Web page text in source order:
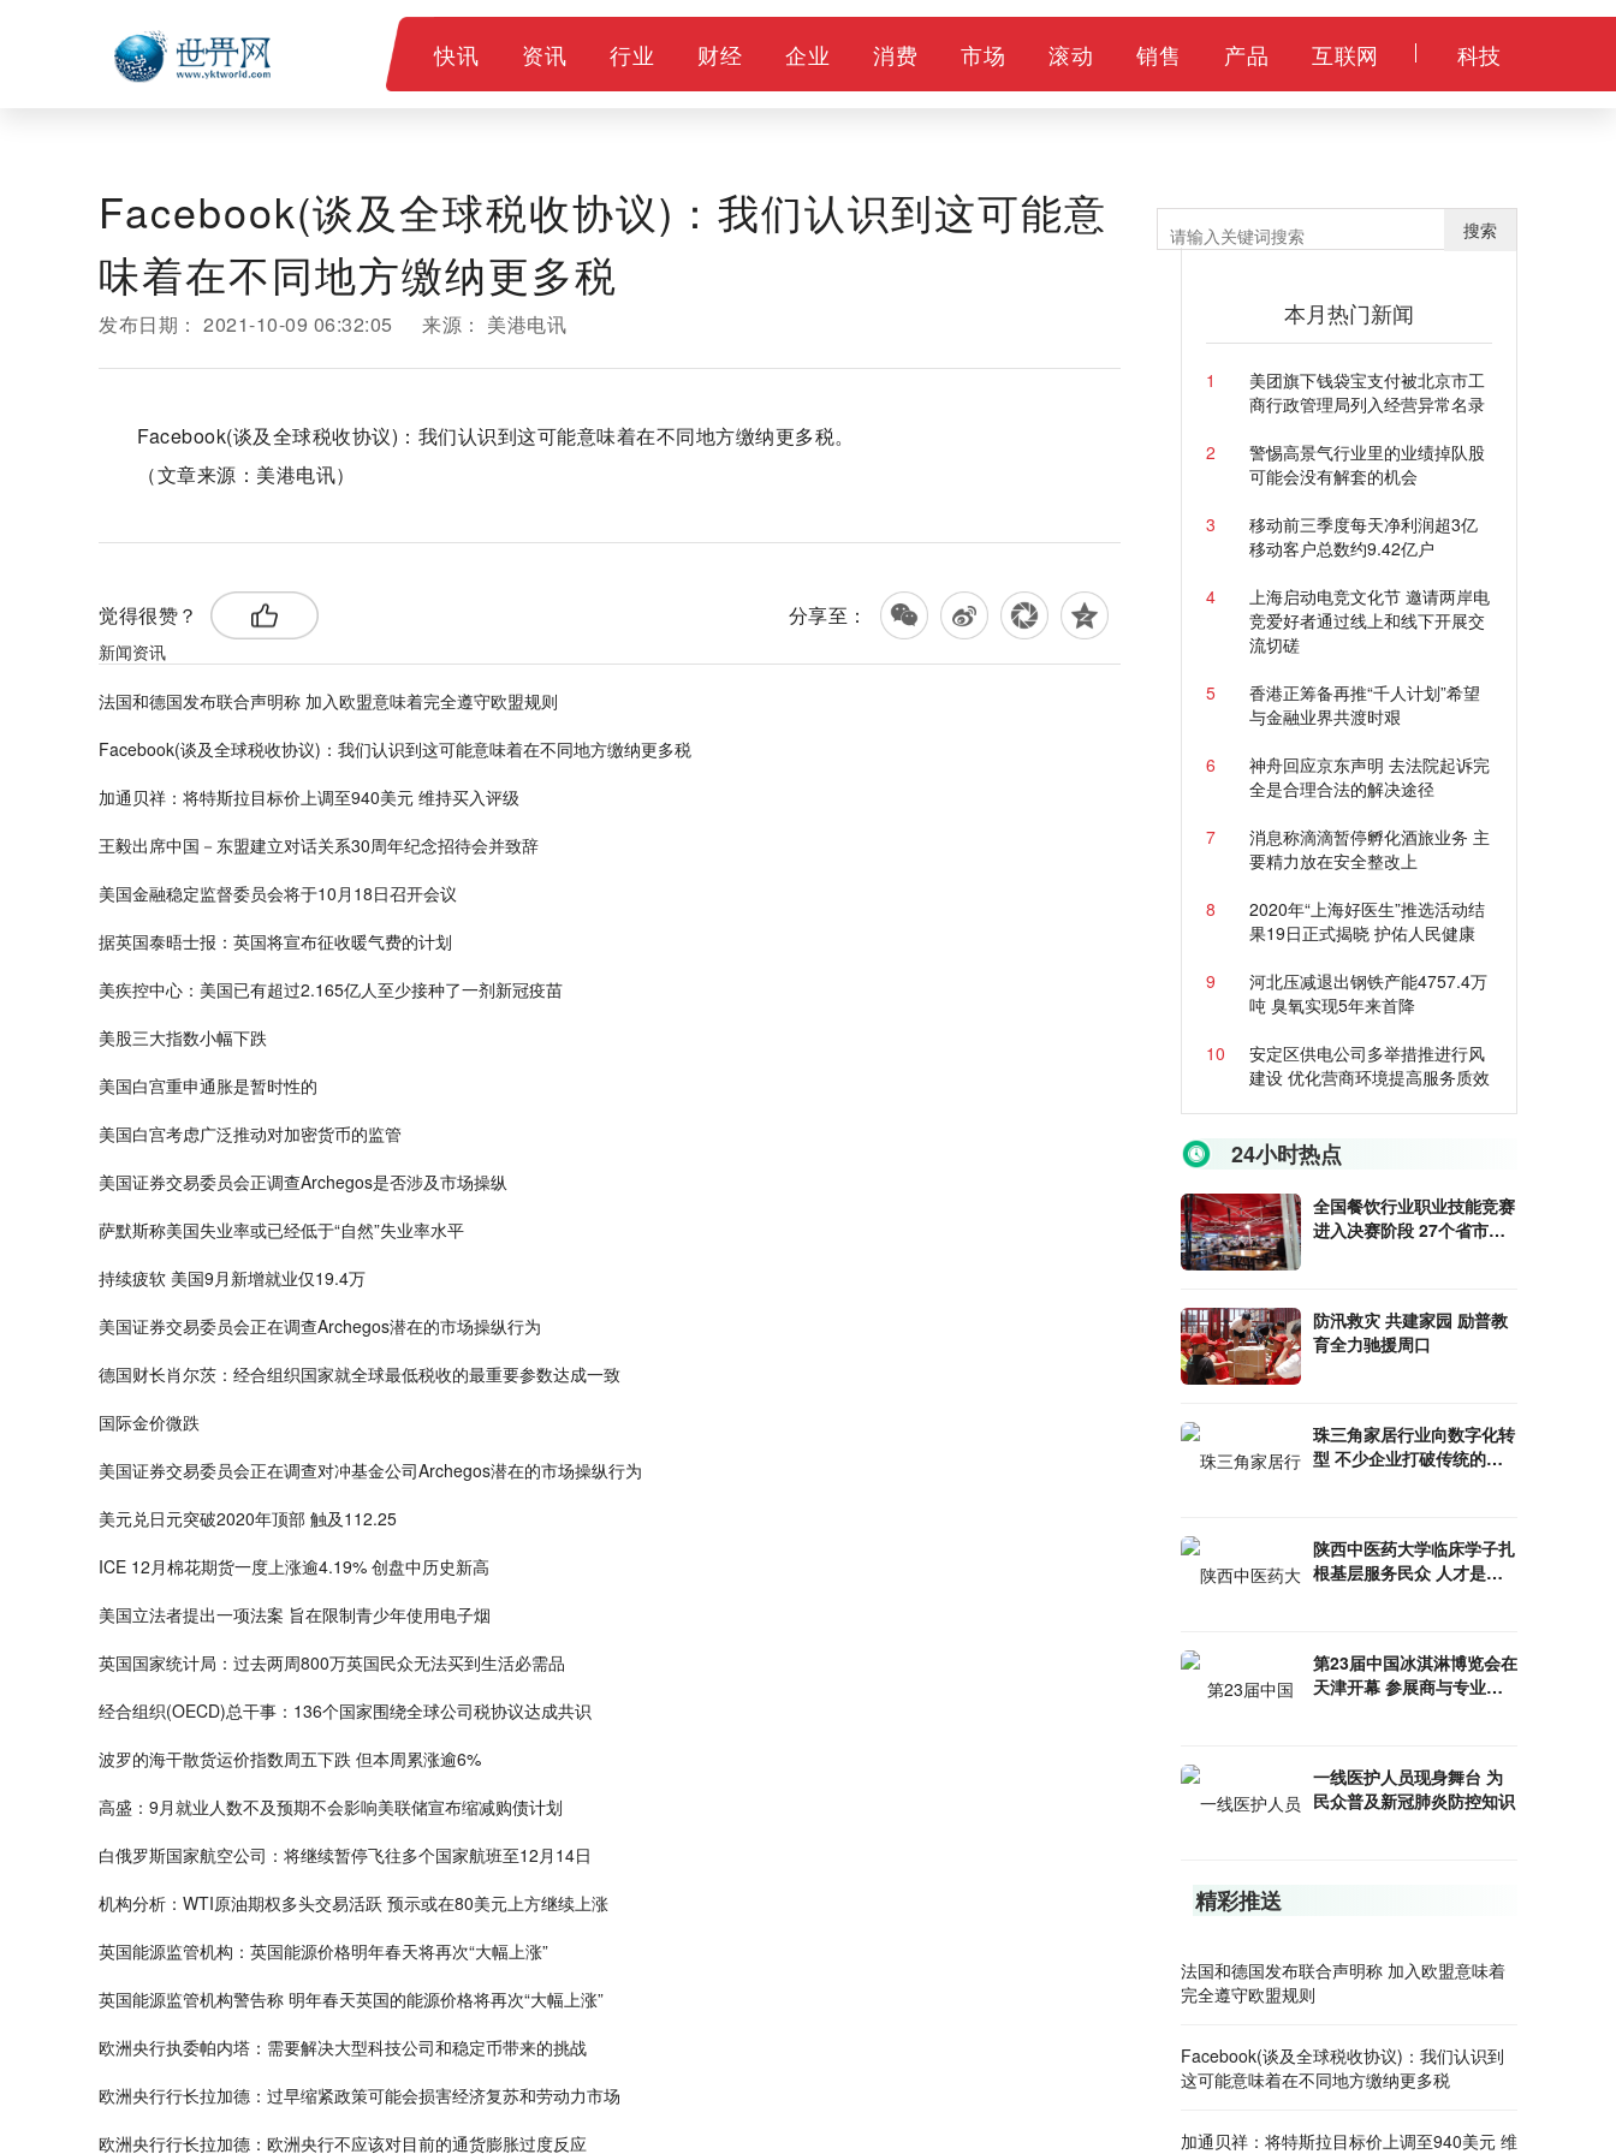
快讯 资讯 行业 财经 企业 消费 市场 滚动 销售 产品 互联网 科技
Facebook(谈及全球税收协议)：我们认识到这可能意
味着在不同地方缴纳更多税
发布日期： 2021-10-09 06:32:05 来源： 美港电讯
Facebook(谈及全球税收协议)：我们认识到这可能意味着在不同地方缴纳更多税。
（文章来源：美港电讯）
觉得很赞？ 分享至：
新闻资讯
法国和德国发布联合声明称 加入欧盟意味着完全遵守欧盟规则
Facebook(谈及全球税收协议)：我们认识到这可能意味着在不同地方缴纳更多税
加通贝祥：将特斯拉目标价上调至940美元 维持买入评级
王毅出席中国－东盟建立对话关系30周年纪念招待会并致辞
美国金融稳定监督委员会将于10月18日召开会议
据英国泰晤士报：英国将宣布征收暖气费的计划
美疾控中心：美国已有超过2.165亿人至少接种了一剂新冠疫苗
美股三大指数小幅下跌
美国白宫重申通胀是暂时性的
美国白宫考虑广泛推动对加密货币的监管
美国证券交易委员会正调查Archegos是否涉及市场操纵
萨默斯称美国失业率或已经低于“自然”失业率水平
持续疲软 美国9月新增就业仅19.4万
美国证券交易委员会正在调查Archegos潜在的市场操纵行为
德国财长肖尔茨：经合组织国家就全球最低税收的最重要参数达成一致
国际金价微跌
美国证券交易委员会正在调查对冲基金公司Archegos潜在的市场操纵行为
美元兑日元突破2020年顶部 触及112.25
ICE 12月棉花期货一度上涨逾4.19% 创盘中历史新高
美国立法者提出一项法案 旨在限制青少年使用电子烟
英国国家统计局：过去两周800万英国民众无法买到生活必需品
经合组织(OECD)总干事：136个国家围绕全球公司税协议达成共识
波罗的海干散货运价指数周五下跌 但本周累涨逾6%
高盛：9月就业人数不及预期不会影响美联储宣布缩减购债计划
白俄罗斯国家航空公司：将继续暂停飞往多个国家航班至12月14日
机构分析：WTI原油期权多头交易活跃 预示或在80美元上方继续上涨
英国能源监管机构：英国能源价格明年春天将再次“大幅上涨”
英国能源监管机构警告称 明年春天英国的能源价格将再次“大幅上涨”
欧洲央行执委帕内塔：需要解决大型科技公司和稳定币带来的挑战
欧洲央行行长拉加德：过早缩紧政策可能会损害经济复苏和劳动力市场
欧洲央行行长拉加德：欧洲央行不应该对目前的通货膨胀过度反应
搜索
本月热门新闻
1
美团旗下钱袋宝支付被北京市工
商行政管理局列入经营异常名录
2
警惕高景气行业里的业绩掉队股
可能会没有解套的机会
3
移动前三季度每天净利润超3亿
移动客户总数约9.42亿户
4
上海启动电竞文化节 邀请两岸电
竞爱好者通过线上和线下开展交
流切磋
5
香港正筹备再推“千人计划”希望
与金融业界共渡时艰
6
神舟回应京东声明 去法院起诉完
全是合理合法的解决途径
7
消息称滴滴暂停孵化酒旅业务 主
要精力放在安全整改上
8
2020年“上海好医生”推选活动结
果19日正式揭晓 护佑人民健康
9
河北压减退出钢铁产能4757.4万
吨 臭氧实现5年来首降
10
安定区供电公司多举措推进行风
建设 优化营商环境提高服务质效
24小时热点
全国餐饮行业职业技能竞赛
进入决赛阶段 27个省市通
防汛救灾 共建家园 励普教
育全力驰援周口
珠三角家居行业向数字化转
型 不少企业打破传统的线
陕西中医药大学临床学子扎
根基层服务民众 人才是健
第23届中国冰淇淋博览会在
天津开幕 参展商与专业观
一线医护人员现身舞台 为
民众普及新冠肺炎防控知识
精彩推送
法国和德国发布联合声明称 加入欧盟意味着
完全遵守欧盟规则
Facebook(谈及全球税收协议)：我们认识到
这可能意味着在不同地方缴纳更多税
加通贝祥：将特斯拉目标价上调至940美元 维